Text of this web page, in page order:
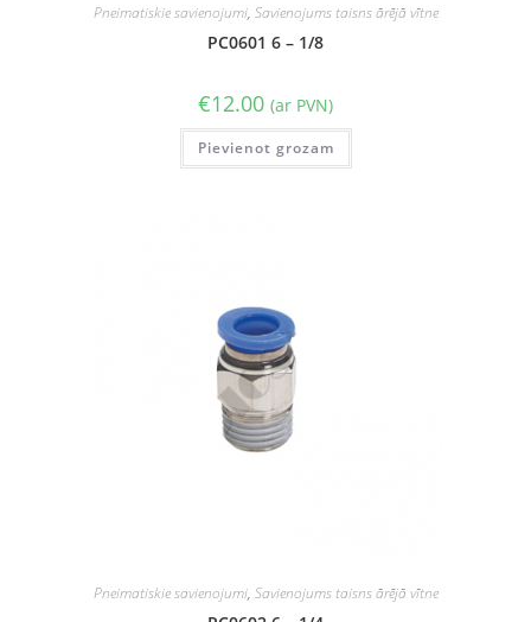
Pneimatiskie savienojumi, Savienojums taisns ārējā vītne
PC0601 6 – 1/8
€12.00 (ar PVN)
Pievienot grozam
Pneimatiskie savienojumi, Savienojums taisns ārējā vītne